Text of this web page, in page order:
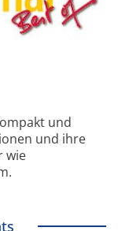
und
und ihre
wie